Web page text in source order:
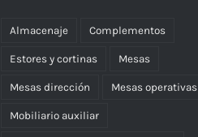
Almacenaje Complementos
Estores y cortinas Mesas
Mesas dirección Mesas operativas
Mobiliario auxiliar